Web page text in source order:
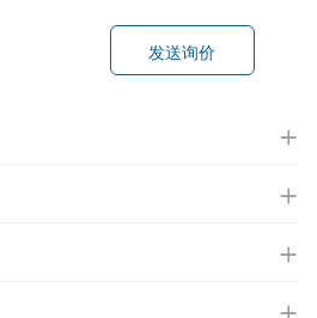
发送询价